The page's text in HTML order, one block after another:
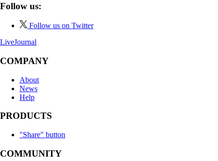
Follow us:
Follow us on Twitter
LiveJournal
COMPANY
About
News
Help
PRODUCTS
"Share" button
COMMUNITY